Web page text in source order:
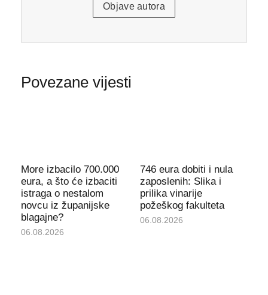
Objave autora
Povezane vijesti
More izbacilo 700.000
eura, a što će izbaciti
istraga o nestalom
novcu iz županijske
blagajne?
06.08.2026
746 eura dobiti i nula
zaposlenih: Slika i
prilika vinarije
požeškog fakulteta
06.08.2026